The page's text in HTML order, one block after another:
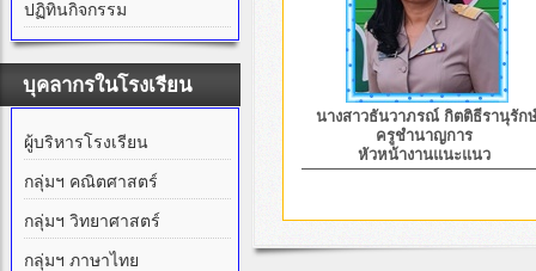
ปฏิทินกิจกรรม
บุคลากรในโรงเรียน
ผู้บริหารโรงเรียน
กลุ่มฯ คณิตศาสตร์
กลุ่มฯ วิทยาศาสตร์
กลุ่มฯ ภาษาไทย
นางสาวธันวาภรณ์ กิตติธีรานุรัก
ครูชำนาญการ
หัวหน้างานแนะแนว